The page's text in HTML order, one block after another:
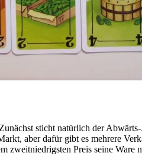
sticht natürlich der
aber dafür gibt es mehrere
zweitniedrigsten Preis seine